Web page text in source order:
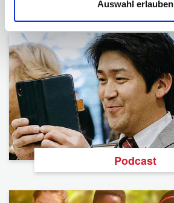
Auswahl erlauben
Podcast